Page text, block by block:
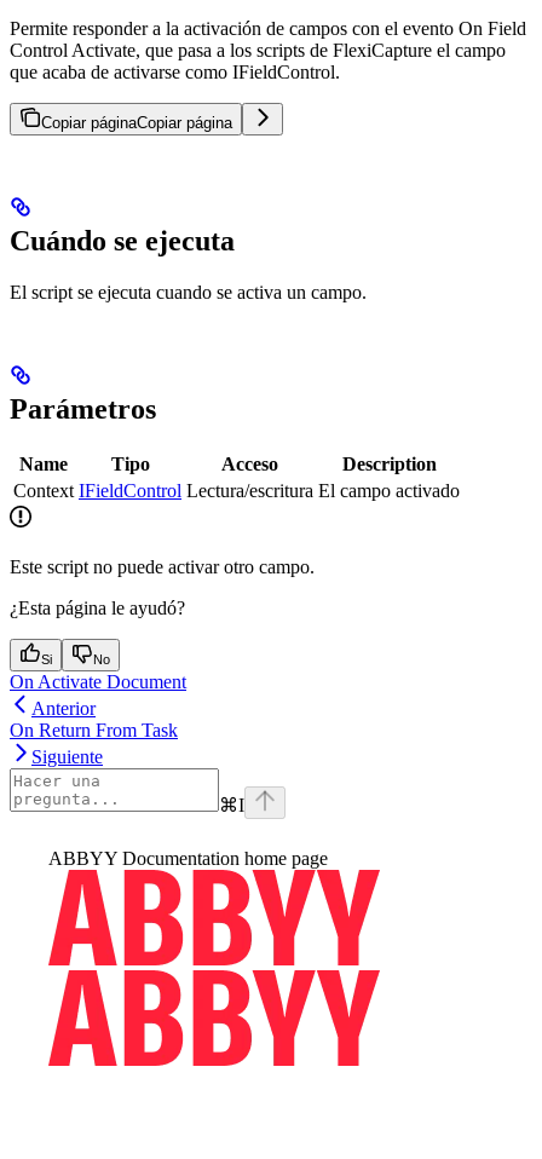
Permite responder a la activación de campos con el evento On Field
Control Activate, que pasa a los scripts de FlexiCapture el campo
que acaba de activarse como IFieldControl.
Copiar páginaCopiar página
Cuándo se ejecuta
El script se ejecuta cuando se activa un campo.
Parámetros
Name Tipo Acceso
Description
Context IFieldControl Lectura/escritura El campo activado
Este script no puede activar otro campo.
¿Esta página le ayudó?
Si No
On Activate Document
Anterior
On Return From Task
Siguiente
⌘I
ABBYY Documentation home page